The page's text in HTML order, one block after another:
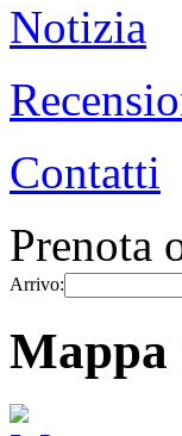
Notizia
Contatti
Prenota
Arrivo:
Mappa